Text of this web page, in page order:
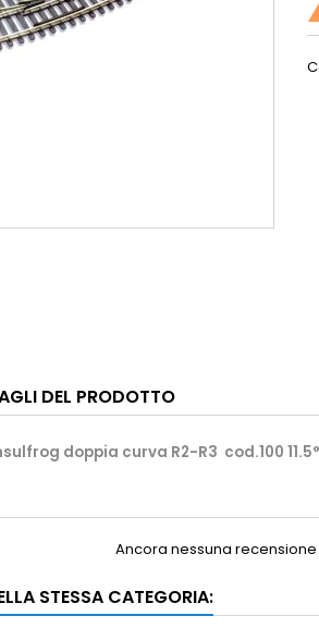
DEL PRODOTTO
doppia curva R2-R3 cod.100
Ancora nessuna
STESSA CATEGORIA: